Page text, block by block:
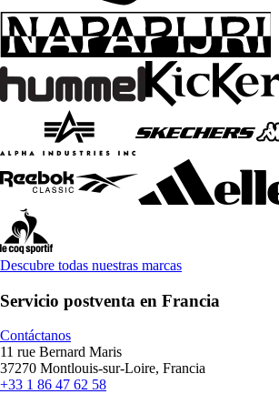
Descubre todas nuestras marcas
Servicio postventa en Francia
Contáctanos
11 rue Bernard Maris
37270 Montlouis-sur-Loire, Francia
+33 1 86 47 62 58